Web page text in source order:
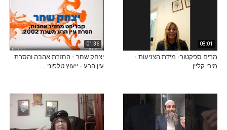
08:01
מרים ספקטור- מידת הצניעות -
מירי קליין
01:36
יצחק שחר - החזרת אהבה והסרת
עין הרע - ייעוץ טלפוני...